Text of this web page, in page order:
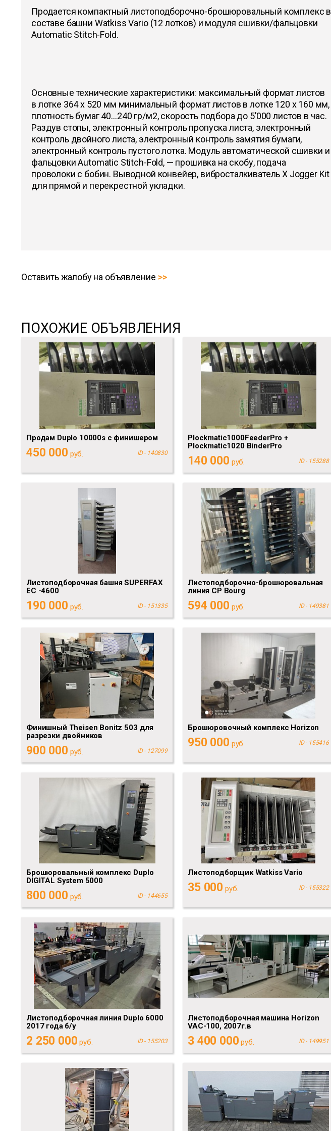
Продается компактный листоподборочно-брошюровальный комплекс в
составе башни Watkiss Vario (12 лотков) и модуля сшивки/фальцовки
Automatic Stitch-Fold.
Основные технические характеристики: максимальный формат листов
в лотке 364 х 520 мм минимальный формат листов в лотке 120 х 160 мм,
плотность бумаг 40…240 гр/м2, скорость подбора до 5’000 листов в час.
Раздув стопы, электронный контроль пропуска листа, электронный
контроль двойного листа, электронный контроль замятия бумаги,
электронный контроль пустого лотка. Модуль автоматической сшивки и
фальцовки Automatic Stitch-Fold, — прошивка на скобу, подача
проволоки с бобин. Выводной конвейер, вибросталкиватель X Jogger Kit
для прямой и перекрестной укладки.
Оставить жалобу на объявление
ПОХОЖИЕ ОБЪЯВЛЕНИЯ
Продам Duplo 10000s c финишером
450 000 руб. ID - 140830
Plockmatic1000FeederPro +
Plockmatic1020 BinderPro
140 000 руб. ID - 155288
Листоподборочная башня SUPERFAX
ЕС -4600
190 000 руб. ID - 151335
Листоподборочно-брошюровальная
линия CP Bourg
594 000 руб. ID - 149381
Финишный Theisen Bonitz 503 для
разрезки двойников
900 000 руб. ID - 127099
Брошюровочный комплекс Horizon
950 000 руб. ID - 155416
Брошюровальный комплекс Duplo
DIGITAL System 5000
800 000 руб. ID - 144655
Листоподборщик Watkiss Vario
35 000 руб. ID - 155322
Листоподборочная линия Duplo 6000
2017 года б/у
2 250 000 руб. ID - 155203
Листоподборочная машина Horizon
VAC-100, 2007г.в
3 400 000 руб. ID - 149951